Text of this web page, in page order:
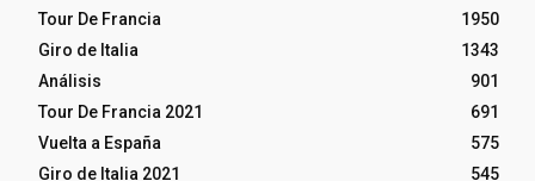
Tour De Francia
1950
Giro de Italia
1343
Análisis
901
Tour De Francia 2021
691
Vuelta a España
575
Giro de Italia 2021
545